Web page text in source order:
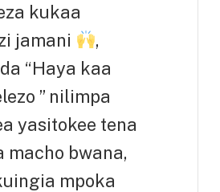
kukaa
jamani
,
“Haya kaa
” nilimpa
yasitokee tena
bwana,
mpoka